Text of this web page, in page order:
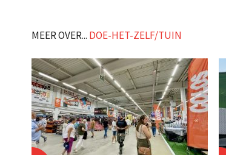
MEER OVER... DOE-HET-ZELF/TUIN